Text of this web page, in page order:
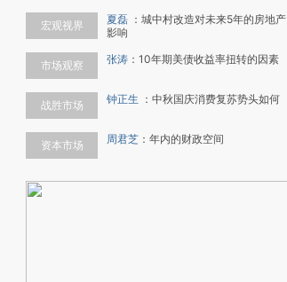
宏观视界 夏磊 ： 城中村改造对未来5年的房地产
影响
市场观察 张涛 ： 10年期美债收益率扭转的因素
战胜市场 钟正生 ： 中秋国庆消费复苏势头如何
资本市场 周君芝 ： 年内的财政空间